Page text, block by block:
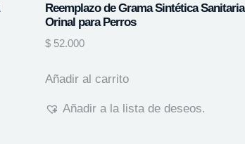
Reemplazo de Grama Sintética Sanitaria
Orinal para Perros
$ 52.000
Añadir al carrito
Añadir a la lista de deseos.